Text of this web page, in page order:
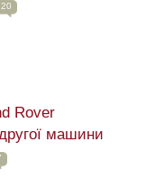
20
Rover
машини